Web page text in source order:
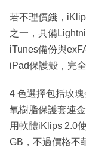
若不理價錢，
之一，具備
iTunes備份與
iPad保護殼，完
4 色選擇包括玫
氧樹脂保護套連
用軟體iKlips 2.0
GB，不過價格不